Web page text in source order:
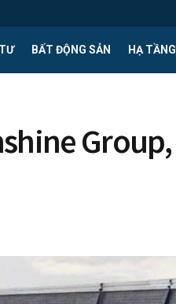
BẤT ĐỘNG SẢN HẠ